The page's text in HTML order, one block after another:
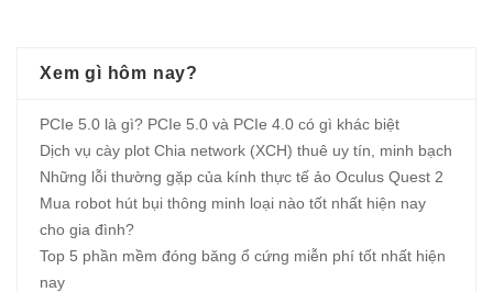
Xem gì hôm nay?
PCIe 5.0 là gì? PCIe 5.0 và PCIe 4.0 có gì khác biệt
Dịch vụ cày plot Chia network (XCH) thuê uy tín, minh bạch
Những lỗi thường gặp của kính thực tế ảo Oculus Quest 2
Mua robot hút bụi thông minh loại nào tốt nhất hiện nay
cho gia đình?
Top 5 phần mềm đóng băng ổ cứng miễn phí tốt nhất hiện
nay